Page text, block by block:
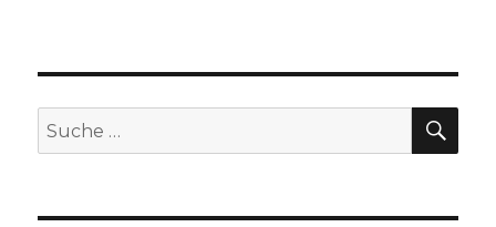
e
b
o
o
k
d
o
l
n
Suche
nach: